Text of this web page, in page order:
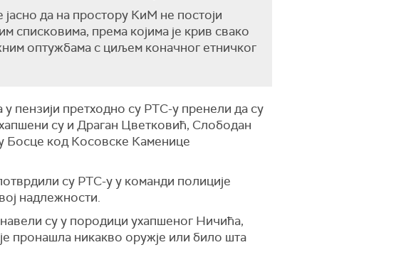
да на простору КиМ не постоји
списковима, према којима је крив свако
оптужбама с циљем коначног етничког
пензији претходно су РТС-у пренели да су
су и Драган Цветковић, Слободан
Босце код Косовске Каменице
су РТС-у у команди полиције
надлежности.
су у породици ухапшеног Ничића,
пронашла никакво оружје или било шта